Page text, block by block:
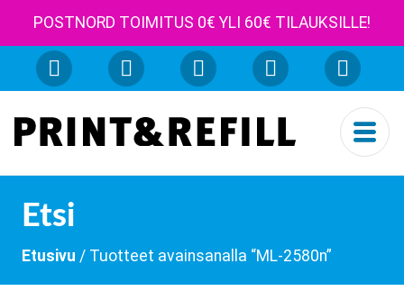
POSTNORD TOIMITUS 0€ YLI 60€ TILAUKSILLE!
Etsi
Etusivu / Tuotteet avainsanalla “ML-2580n”